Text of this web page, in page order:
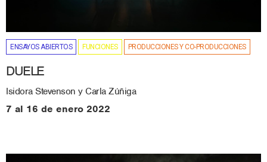
ENSAYOS ABIERTOS FUNCIONES PRODUCCIONES Y CO-PRODUCCIONES
DUELE
Isidora Stevenson y Carla Zúñiga
7 al 16 de enero 2022